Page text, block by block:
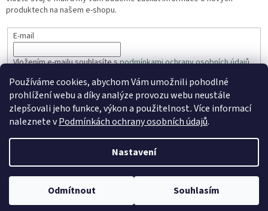
Používáme cookies, abychom Vám umožnili pohodlné
prohlížení webu a díky analýze provozu webu neustále
zlepšovali jeho funkce, výkon a použitelnost.Více informací
naleznete vPodmínkách ochrany osobních údajů.
Nastavení
Odmítnout Souhlasím
produktech na našem e-shopu.
E-mail
Vložením e-mailu souhlasíte spodmínkami ochrany osobních údajů
PŘIHLÁSIT SE
Copyright 2026ZahradaRyhos.cz. Všechna práva vyhrazena.
Upravit nastavení cookies